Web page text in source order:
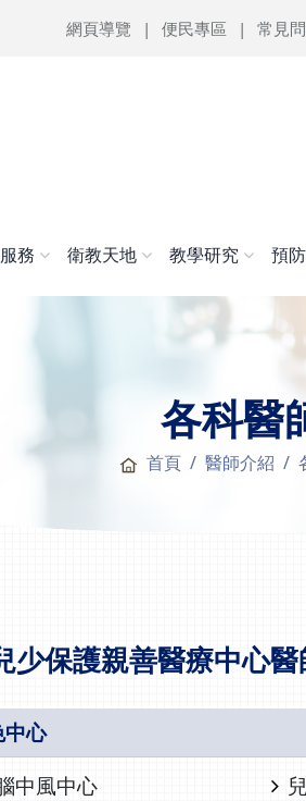
網頁導覽 便民專區 常見
務 衛教天地 教學研究 預
各科醫
首頁 醫師介紹
少保護親善醫療中心
心
中風中心